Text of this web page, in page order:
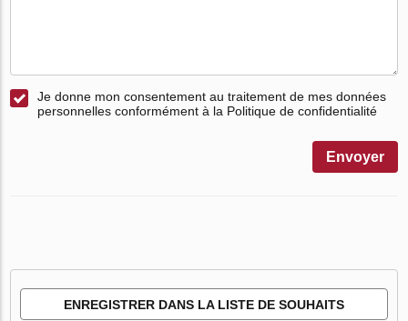
Je donne mon consentement au traitement de mes données
personnelles conformément à la Politique de confidentialité
Envoyer
ENREGISTRER DANS LA LISTE DE SOUHAITS